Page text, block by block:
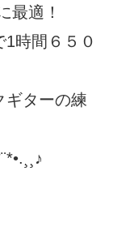
最適！
時間６５０
ギターの練